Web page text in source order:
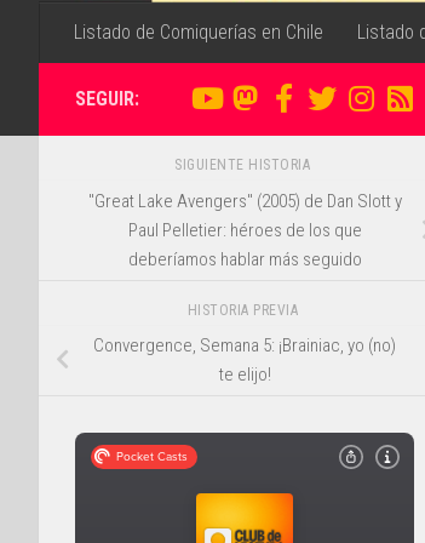
Listado de Comiquerías en Chile Listado
SEGUIR:
SIGUIENTE HISTORIA
"Great Lake Avengers" (2005) de Dan Slott y
Paul Pelletier: héroes de los que
deberíamos hablar más seguido
HISTORIA PREVIA
Convergence, Semana 5: ¡Brainiac, yo (no)
te elijo!